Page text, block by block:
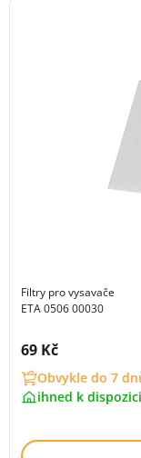
Filtry pro vysavače
ETA 0506 00030
Cena s DPH:
69 Kč
Obvykle do 7
ihned k dispozici